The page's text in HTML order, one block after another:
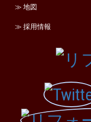
≫ 地図
≫ 採用情報